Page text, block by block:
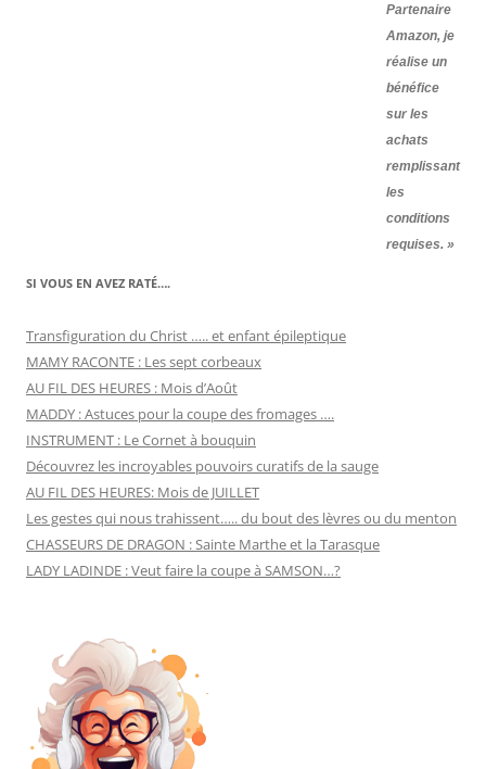
Partenaire
Amazon, je
réalise un
bénéfice
sur les
achats
remplissant
les
conditions
requises. »
SI VOUS EN AVEZ RATÉ….
Transfiguration du Christ ….. et enfant épileptique
MAMY RACONTE : Les sept corbeaux
AU FIL DES HEURES : Mois d’Août
MADDY : Astuces pour la coupe des fromages ….
INSTRUMENT : Le Cornet à bouquin
Découvrez les incroyables pouvoirs curatifs de la sauge
AU FIL DES HEURES: Mois de JUILLET
Les gestes qui nous trahissent….. du bout des lèvres ou du menton
CHASSEURS DE DRAGON : Sainte Marthe et la Tarasque
LADY LADINDE : Veut faire la coupe à SAMSON…?